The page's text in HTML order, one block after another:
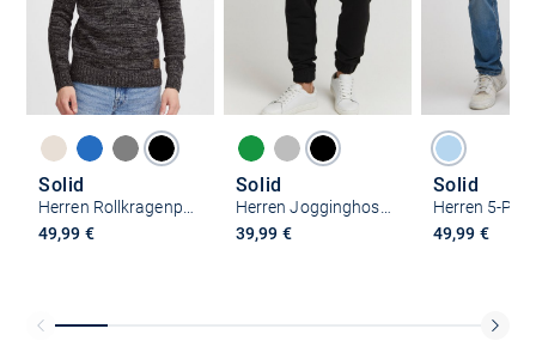
Solid
Herren Rollkragenpullover - SDPhilaremo
49,99 €
Solid
Herren Jogginghose - SDLenz
39,99 €
Solid
49,99 €